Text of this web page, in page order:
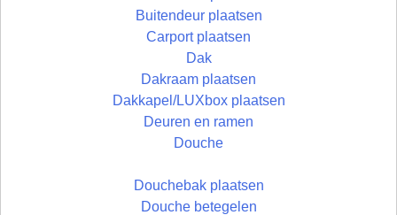
Buitendeur plaatsen
Carport plaatsen
Dak
Dakraam plaatsen
Dakkapel/LUXbox plaatsen
Deuren en ramen
Douche
Douchebak plaatsen
Douche betegelen